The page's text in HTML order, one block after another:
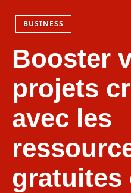
BUSINESS
Booster
projets
avec les
gratuites